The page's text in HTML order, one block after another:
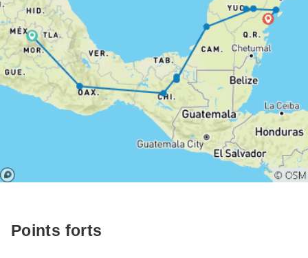
Points forts